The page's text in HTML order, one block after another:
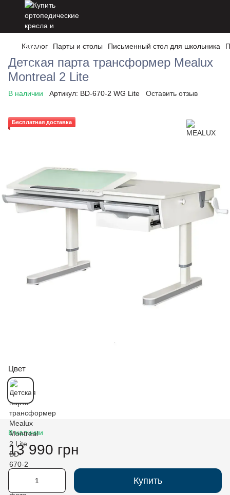
Каталог Парты и столы Письменный стол для школьника
Детская парта трансформер Mealux
Montreal 2 Lite
В наличии Артикул: BD-670-2 WG Lite Оставить отзыв
Бесплатная доставка
Цвет
В наличии
13 990 грн
Купить